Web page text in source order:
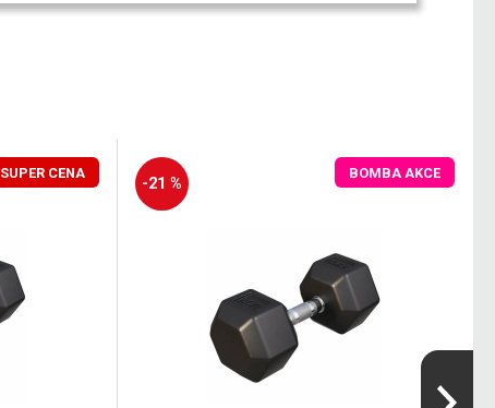
SUPER CENA
-21 %
BOMBA AKCE